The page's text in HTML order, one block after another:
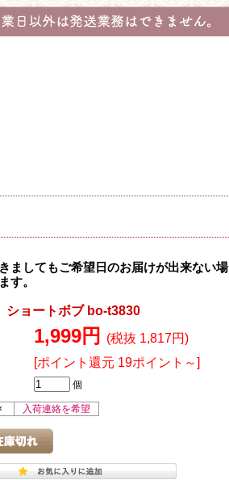
ましてもご希望日のお届けが出来ない場
す。
ショートボブ bo-t3830
1,999円
(税抜 1,817円)
[ポイント還元 19ポイント～]
個
入荷連絡を希望